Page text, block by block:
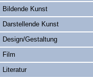
Bildende Kunst
Darstellende Kunst
Design/Gestaltung
Film
Literatur